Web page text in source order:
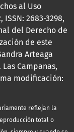
al Uso
ISSN: 2683-3298,
del Derecho de
de este
Arteaga
Campanas,
modificación:
reflejan la
total o